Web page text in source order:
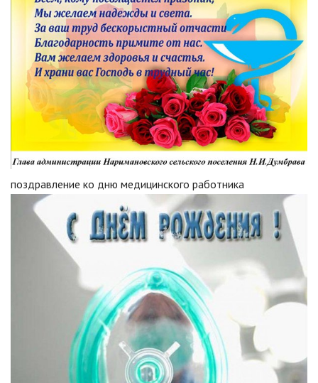
поздравление ко дню медицинского работника